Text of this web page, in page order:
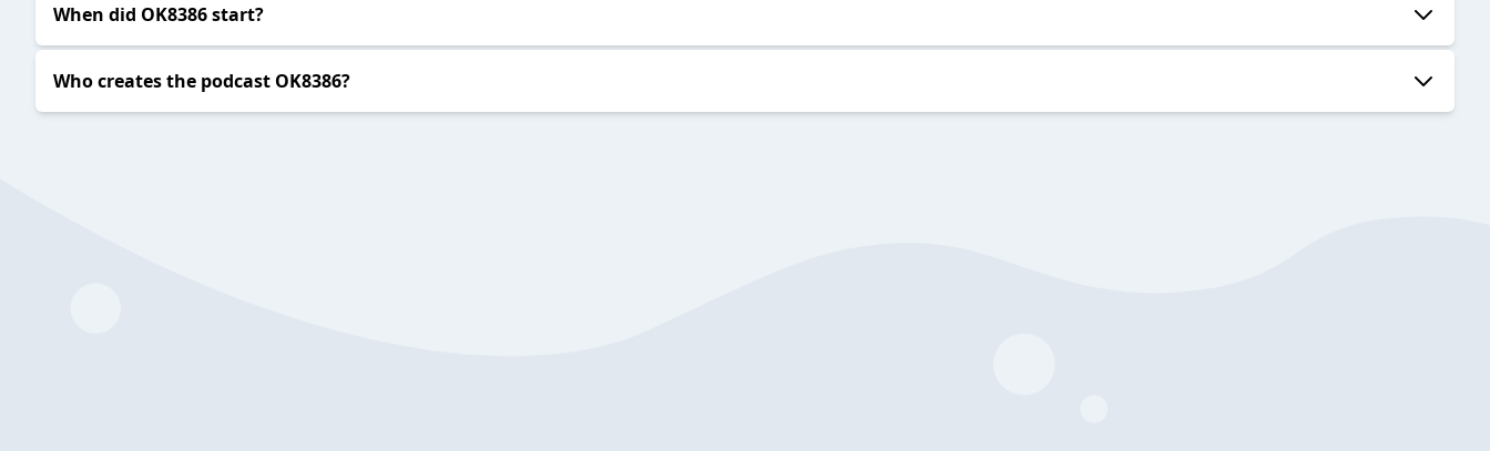
When did OK8386 start?
Who creates the podcast OK8386?